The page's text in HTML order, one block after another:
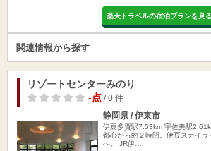
楽天トラベルの宿泊プランを見る
関連情報から探す
リゾートセンターみのり
-点/ 0 件
静岡県 / 伊東市
伊豆多賀駅7.53km 宇佐美駅
都心から約２時間。伊豆スカイ
へ。 JR伊…